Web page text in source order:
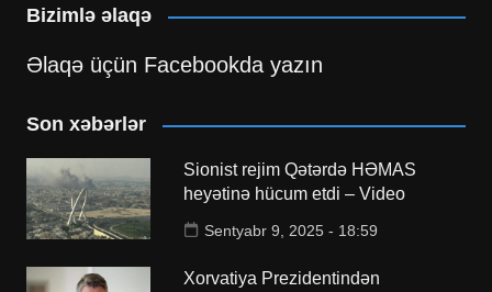
Bizimlə əlaqə
Əlaqə üçün Facebookda yazın
Son xəbərlər
Sionist rejim Qətərdə HƏMAS
heyətinə hücum etdi – Video
Sentyabr 9, 2025 - 18:59
Xorvatiya Prezidentindən